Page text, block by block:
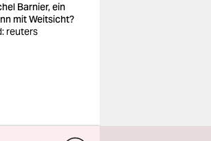
Barnier, ein
mit Weitsicht?
reuters